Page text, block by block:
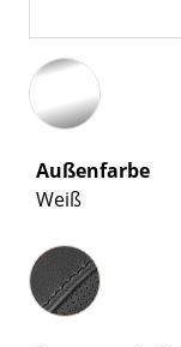
Außenfarbe
Weiß
Innenausstattung